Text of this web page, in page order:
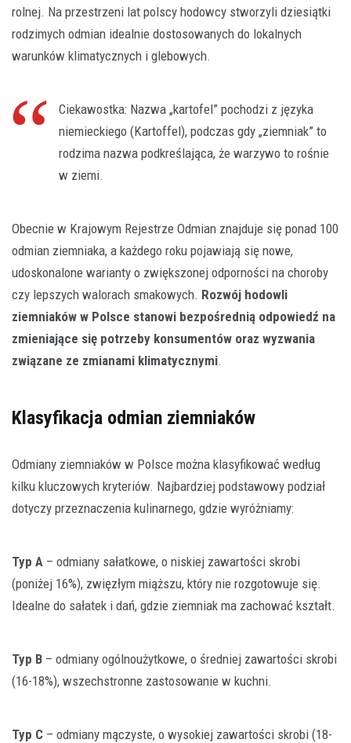
rolnej. Na przestrzeni lat polscy hodowcy stworzyli dziesiątki
rodzimych odmian idealnie dostosowanych do lokalnych
warunków klimatycznych i glebowych.
Ciekawostka: Nazwa „kartofel” pochodzi z języka
niemieckiego (Kartoffel), podczas gdy „ziemniak” to
rodzima nazwa podkreślająca, że warzywo to rośnie
w ziemi.
Obecnie w Krajowym Rejestrze Odmian znajduje się ponad 100
odmian ziemniaka, a każdego roku pojawiają się nowe,
udoskonalone warianty o zwiększonej odporności na choroby
czy lepszych walorach smakowych. Rozwój hodowli
ziemniaków w Polsce stanowi bezpośrednią odpowiedź na
zmieniające się potrzeby konsumentów oraz wyzwania
związane ze zmianami klimatycznymi.
Klasyfikacja odmian ziemniaków
Odmiany ziemniaków w Polsce można klasyfikować według
kilku kluczowych kryteriów. Najbardziej podstawowy podział
dotyczy przeznaczenia kulinarnego, gdzie wyróżniamy:
Typ A – odmiany sałatkowe, o niskiej zawartości skrobi
(poniżej 16%), zwięzłym miąższu, który nie rozgotowuje się.
Idealne do sałatek i dań, gdzie ziemniak ma zachować kształt.
Typ B – odmiany ogólnoużytkowe, o średniej zawartości skrobi
(16-18%), wszechstronne zastosowanie w kuchni.
Typ C – odmiany mączyste, o wysokiej zawartości skrobi (18-